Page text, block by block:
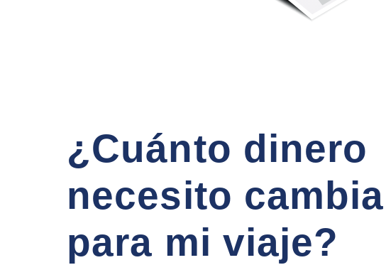
¿Cuánto dinero
necesito
para mi viaje?